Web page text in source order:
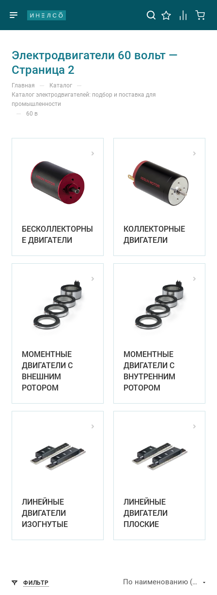
Электродвигатели 60 вольт —
Страница 2
Главная — Каталог —
Каталог электродвигателей: подбор и поставка для
промышленности
— 60 в
БЕСКОЛЛЕКТОРНЫ
Е ДВИГАТЕЛИ
КОЛЛЕКТОРНЫЕ
ДВИГАТЕЛИ
МОМЕНТНЫЕ
ДВИГАТЕЛИ С
ВНЕШНИМ
РОТОРОМ
МОМЕНТНЫЕ
ДВИГАТЕЛИ С
ВНУТРЕННИМ
РОТОРОМ
ЛИНЕЙНЫЕ
ДВИГАТЕЛИ
ИЗОГНУТЫЕ
ЛИНЕЙНЫЕ
ДВИГАТЕЛИ
ПЛОСКИЕ
ФИЛЬТР По наименованию (А-Я)